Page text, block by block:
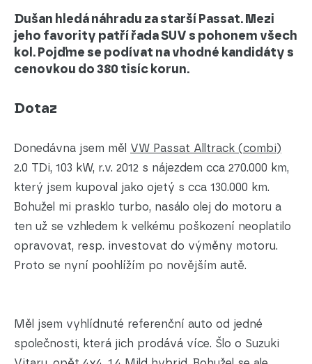
Dušan hledá náhradu za starší Passat. Mezi
jeho favority patří řada SUV s pohonem všech
kol. Pojďme se podívat na vhodné kandidáty s
cenovkou do 380 tisíc korun.
Dotaz
Donedávna jsem měl VW Passat Alltrack (combi)
2.0 TDi, 103 kW, r.v. 2012 s nájezdem cca 270.000 km,
který jsem kupoval jako ojetý s cca 130.000 km.
Bohužel mi prasklo turbo, nasálo olej do motoru a
ten už se vzhledem k velkému poškození neoplatilo
opravovat, resp. investovat do výměny motoru.
Proto se nyní poohlížím po novějším autě.
Měl jsem vyhlídnuté referenční auto od jedné
společnosti, která jich prodává více. Šlo o Suzuki